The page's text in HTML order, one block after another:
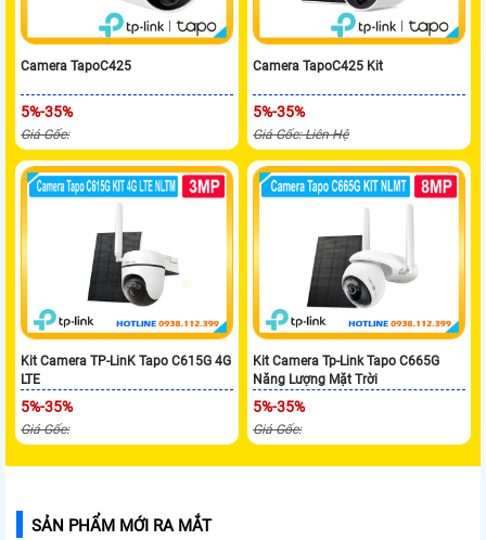
Camera TapoC425
5%-35%
Giá Gốc:
Camera TapoC425 Kit
5%-35%
Giá Gốc: Liên Hệ
Kit Camera TP-LinK Tapo C615G 4G
LTE
5%-35%
Giá Gốc:
Kit Camera Tp-Link Tapo C665G
Năng Lượng Mặt Trời
5%-35%
Giá Gốc:
SẢN PHẨM MỚI RA MẮT